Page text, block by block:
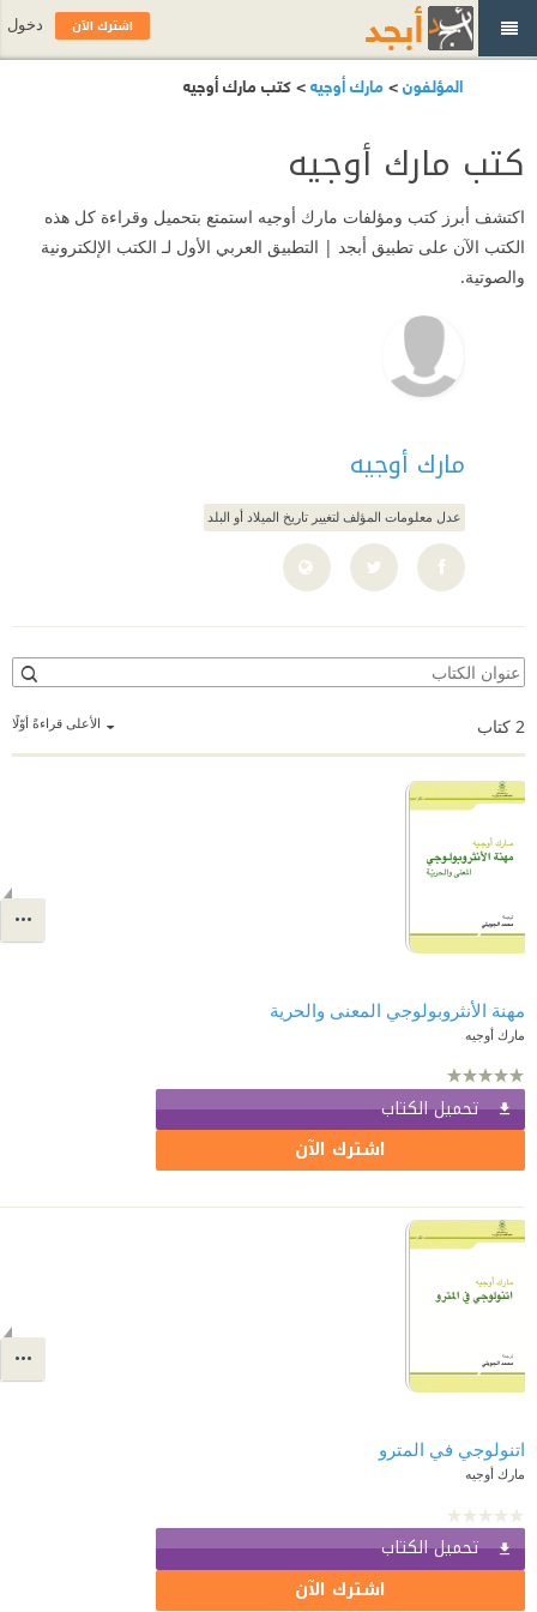
المؤلفون> مارك أوجيه> كتب مارك أوجيه
كتب مارك أوجيه
اكتشف أبرز كتب ومؤلفات مارك أوجيه استمتع بتحميل وقراءة كل هذه
الكتب الآن على تطبيق أبجد | التطبيق العربي الأول لـ الكتب الإلكترونية
والصوتية.
مارك أوجيه
عدل معلومات المؤلف لتغيير تاريخ الميلاد أو البلد
الأعلى قراءةً أوّلًا 2 كتاب
مهنة الأنثروبولوجي المعنى والحرية
مارك أوجيه
تحميل الكتاب
اشترك الآن
اتنولوجي في المترو
مارك أوجيه
تحميل الكتاب
اشترك الآن
اشترك الآن دخول